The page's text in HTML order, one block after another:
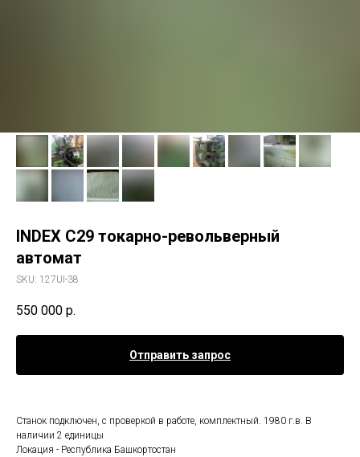
INDEX C29 токарно-револьверный
автомат
SKU: 127UI-38
550 000 р.
Отправить запрос
Станок подключен, с проверкой в работе, комплектный. 1980 г.в. В
наличии 2 единицы
Локация - Республика Башкортостан